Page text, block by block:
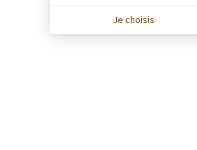
Je choisis